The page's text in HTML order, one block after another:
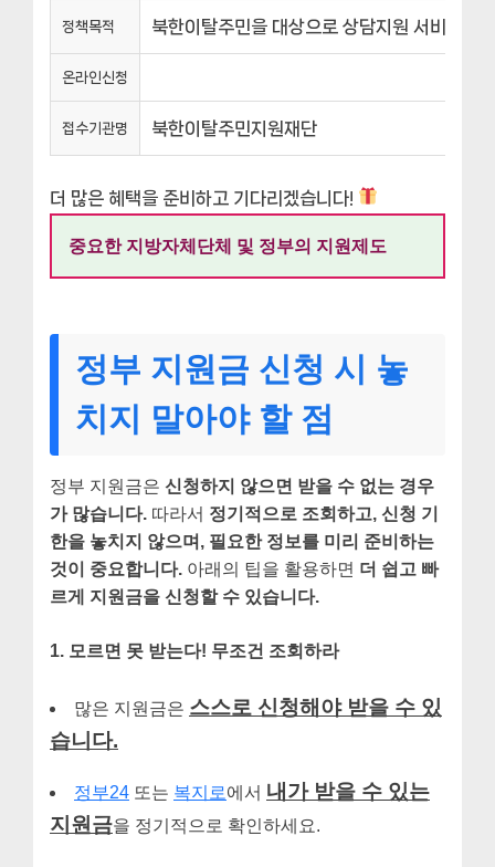
정책목적 북한이탈주민을 대상으로 상담지원 서비스를
온라인신청
접수기관명 북한이탈주민지원재단
더 많은 혜택을 준비하고 기다리겠습니다!
중요한 지방자체단체 및 정부의 지원제도
정부 지원금 신청 시 놓
치지 말아야 할 점
정부 지원금은 신청하지 않으면 받을 수 없는 경우
가 많습니다. 따라서 정기적으로 조회하고, 신청 기
한을 놓치지 않으며, 필요한 정보를 미리 준비하는
것이 중요합니다. 아래의 팁을 활용하면 더 쉽고 빠
르게 지원금을 신청할 수 있습니다.
1. 모르면 못 받는다! 무조건 조회하라
많은 지원금은 스스로 신청해야 받을 수 있
습니다.
정부24 또는 복지로에서 내가 받을 수 있는
지원금을 정기적으로 확인하세요.